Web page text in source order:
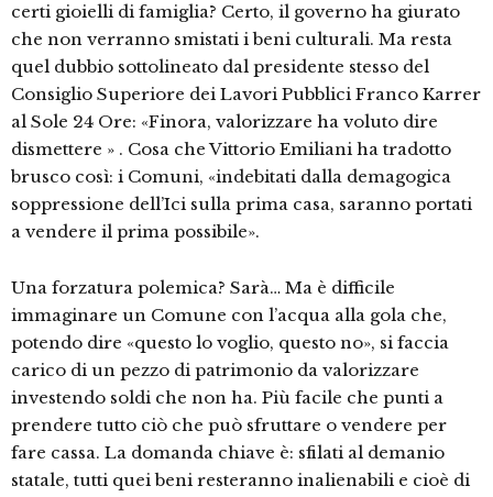
certi gioielli di famiglia? Certo, il governo ha giurato
che non verranno smistati i beni culturali. Ma resta
quel dubbio sottolineato dal presidente stesso del
Consiglio Superiore dei Lavori Pubblici Franco Karrer
al Sole 24 Ore: «Finora, valorizzare ha voluto dire
dismettere » . Cosa che Vittorio Emiliani ha tradotto
brusco così: i Comuni, «indebitati dalla demagogica
soppressione dell’Ici sulla prima casa, saranno portati
a vendere il prima possibile».
Una forzatura polemica? Sarà… Ma è difficile
immaginare un Comune con l’acqua alla gola che,
potendo dire «questo lo voglio, questo no», si faccia
carico di un pezzo di patrimonio da valorizzare
investendo soldi che non ha. Più facile che punti a
prendere tutto ciò che può sfruttare o vendere per
fare cassa. La domanda chiave è: sfilati al demanio
statale, tutti quei beni resteranno inalienabili e cioè di